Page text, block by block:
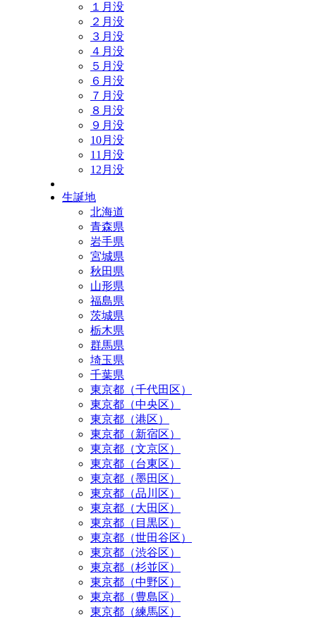
１月没
２月没
３月没
４月没
５月没
６月没
７月没
８月没
９月没
10月没
11月没
12月没
生誕地
北海道
青森県
岩手県
宮城県
秋田県
山形県
福島県
茨城県
栃木県
群馬県
埼玉県
千葉県
東京都（千代田区）
東京都（中央区）
東京都（港区）
東京都（新宿区）
東京都（文京区）
東京都（台東区）
東京都（墨田区）
東京都（品川区）
東京都（大田区）
東京都（目黒区）
東京都（世田谷区）
東京都（渋谷区）
東京都（杉並区）
東京都（中野区）
東京都（豊島区）
東京都（練馬区）